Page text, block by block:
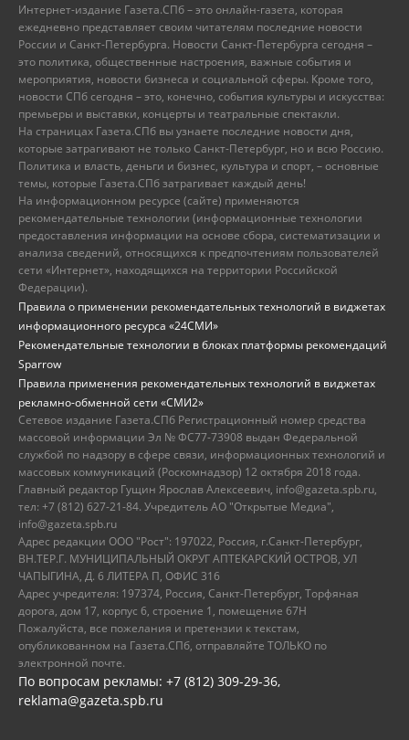
Интернет-издание Газета.СПб – это онлайн-газета, которая
ежедневно представляет своим читателям последние новости
России и Санкт-Петербурга. Новости Санкт-Петербурга сегодня –
это политика, общественные настроения, важные события и
мероприятия, новости бизнеса и социальной сферы. Кроме того,
новости СПб сегодня – это, конечно, события культуры и искусства:
премьеры и выставки, концерты и театральные спектакли.
На страницах Газета.СПб вы узнаете последние новости дня,
которые затрагивают не только Санкт-Петербург, но и всю Россию.
Политика и власть, деньги и бизнес, культура и спорт, – основные
темы, которые Газета.СПб затрагивает каждый день!
На информационном ресурсе (сайте) применяются
рекомендательные технологии (информационные технологии
предоставления информации на основе сбора, систематизации и
анализа сведений, относящихся к предпочтениям пользователей
сети «Интернет», находящихся на территории Российской
Федерации).
Правила о применении рекомендательных технологий в виджетах
информационного ресурса «24СМИ»
Рекомендательные технологии в блоках платформы рекомендаций
Sparrow
Правила применения рекомендательных технологий в виджетах
рекламно-обменной сети «СМИ2»
Сетевое издание Газета.СПб Регистрационный номер средства
массовой информации Эл № ФС77-73908 выдан Федеральной
службой по надзору в сфере связи, информационных технологий и
массовых коммуникаций (Роскомнадзор) 12 октября 2018 года.
Главный редактор Гущин Ярослав Алексеевич, info@gazeta.spb.ru,
тел: +7 (812) 627-21-84. Учредитель АО "Открытые Медиа",
info@gazeta.spb.ru
Адрес редакции ООО "Рост": 197022, Россия, г.Санкт-Петербург,
ВН.ТЕР.Г. МУНИЦИПАЛЬНЫЙ ОКРУГ АПТЕКАРСКИЙ ОСТРОВ, УЛ
ЧАПЫГИНА, Д. 6 ЛИТЕРА П, ОФИС 316
Адрес учредителя: 197374, Россия, Санкт-Петербург, Торфяная
дорога, дом 17, корпус 6, строение 1, помещение 67Н
Пожалуйста, все пожелания и претензии к текстам,
опубликованном на Газета.СПб, отправляйте ТОЛЬКО по
электронной почте.
По вопросам рекламы: +7 (812) 309-29-36,
reklama@gazeta.spb.ru